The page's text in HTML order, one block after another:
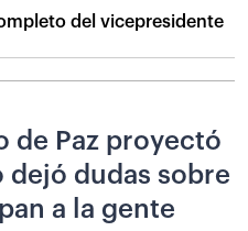
del vicepresidente
de Paz proyectó
dudas sobre
a la gente